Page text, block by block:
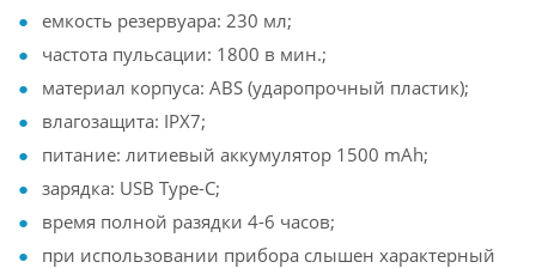
емкость резервуара: 230 мл;
частота пульсации: 1800 в мин.;
материал корпуса: ABS (ударопрочный пластик);
влагозащита: IPX7;
питание: литиевый аккумулятор 1500 mAh;
зарядка: USB Type-C;
время полной разядки 4-6 часов;
при использовании прибора слышен характерный